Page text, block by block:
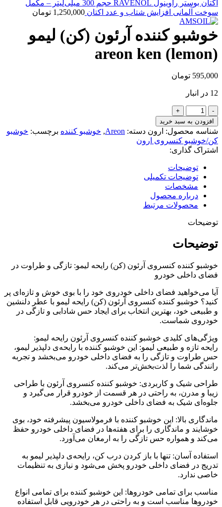
اکتان بوستر راوینول RAVENOL حجم 300 میلی‌لیتر – مکمل
سوخت آلمانی افزایش شتاب و عدد اکتان 1,250,000 تومان
خوشبو کننده آرئون (کن) لیمو
areon ken (lemon)
595,000 تومان
12 در انبار
خوشبو
کننده
آرئون
(کن)
لیمو
areon
ken
(lemon)
عدد
افزودن به سبد خرید
شناسه محصول: ارون دسته: Areon
, خوشبو کننده برچسب: خوشبو
کن/خوشبو کنسروی ارون
اشتراک گذاری:
توضیحات
توضیحات تکمیلی
مشخصات
درباره محصول
محصولات مرتبط
توضیحات
توضیحات
خوشبو کننده کنسروی آرئون (کن) رایحه لیمو: تازگی و طراوت در
فضای داخلی خودرو
آیا می‌خواهید فضای داخلی خودروی خود را با بوی خوش و تازه‌ای پر
کنید؟ خوشبو کننده کنسروی آرئون (کن) رایحه لیمو با عطر دلنشین
و طبیعی خود، بهترین انتخاب برای ایجاد حس شادابی و تازگی در
خودروی شماست.
ویژگی‌های کلیدی خوشبو کننده کنسروی آرئون رایحه لیمو:
رایحه تازه و طبیعی لیمو: این خوشبو کننده با رایحه‌ی دلپذیر لیمو،
حس طراوت و تازگی را به فضای داخلی خودرو می‌بخشد و تجربه
رانندگی شما را لذت‌بخش‌تر می‌کند.
طراحی شیک و کاربردی: خوشبو کننده کنسروی آرئون با طراحی
زیبا و مدرن، به راحتی در هر قسمت از خودرو قرار می‌گیرد و
جلوه‌ای شیک به فضای داخلی خودرو می‌بخشد.
ماندگاری بالا: این خوشبو کننده با فرمولاسیون پیشرفته خود، بوی
خوشایند و ماندگاری را برای هفته‌ها در فضای داخلی خودرو حفظ
می‌کند و همواره حس تازگی را به ارمغان می‌آورد.
استفاده آسان: تنها با باز کردن درب کن، رایحه‌ی دلپذیر لیمو به
تدریج در فضای داخلی خودرو پخش می‌شود و نیازی به تنظیمات
خاصی ندارد.
مناسب برای تمامی خودروها: این خوشبو کننده برای تمامی انواع
خودروها مناسب است و به راحتی در هر خودرویی قابل استفاده